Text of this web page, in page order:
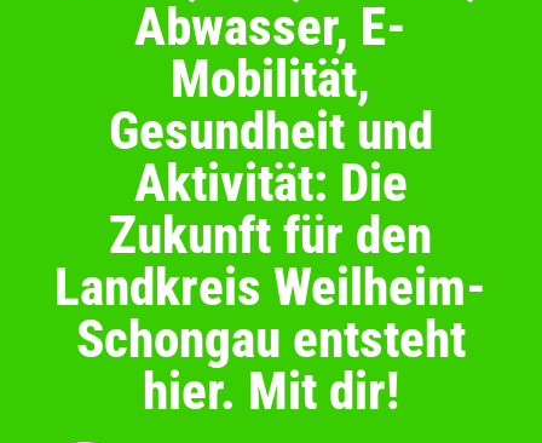
Abwasser, E-
Mobilität,
Gesundheit und
Aktivität: Die
Zukunft für den
Landkreis Weilheim-
Schongau entsteht
hier. Mit dir!